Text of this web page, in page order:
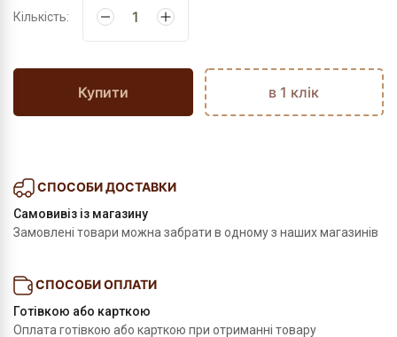
Кількість:
Купити в 1 клік
СПОСОБИ ДОСТАВКИ
Самовивіз із магазину
Замовлені товари можна забрати в одному з наших магазинів
СПОСОБИ ОПЛАТИ
Готівкою або карткою
Оплата готівкою або карткою при отриманні товару